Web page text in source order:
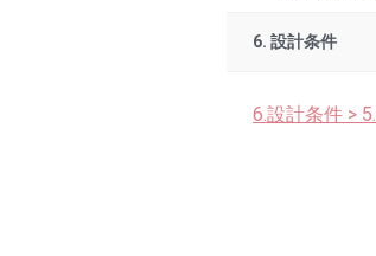
6. 設計条件
6.設計条件 >